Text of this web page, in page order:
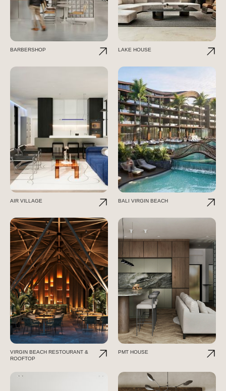
BARBERSHOP LAKE HOUSE
AIR VILLAGE BALI VIRGIN BEACH
VIRGIN BEACH RESTOURANT &
ROOFTOP
PMT HOUSE